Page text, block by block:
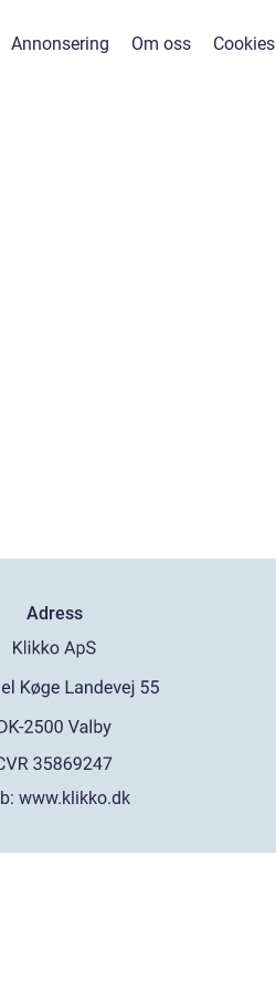
Annonsering Om oss Cookies
Adress
www.klikko.dk